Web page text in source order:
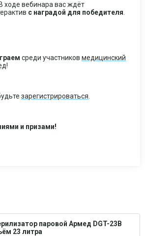
ходе вебинара вас ждёт
с наградой для победителя
среди участников медицинский
!
зарегистрироваться
и призами!
паровой Армед DGT-23B
23 литра